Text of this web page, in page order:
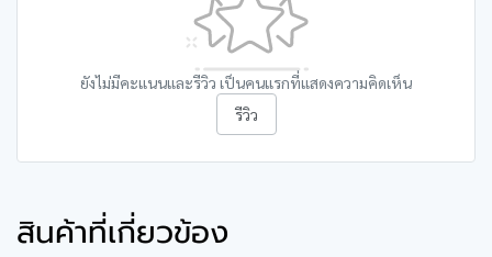
ยังไม่มีคะแนนและรีวิว เป็นคนแรกที่แสดงความคิดเห็น
รีวิว
สินค้าที่เกี่ยวข้อง